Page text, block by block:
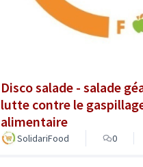
Disco salade - salade
lutte contre le
alimentaire
SolidariFood 0